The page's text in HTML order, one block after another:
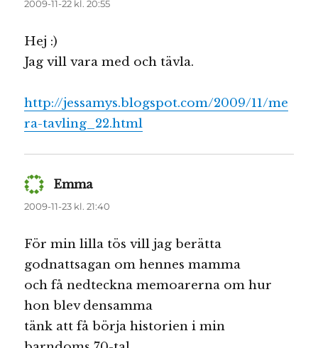
2009-11-22 kl. 20:55
Hej :)
Jag vill vara med och tävla.
http://jessamys.blogspot.com/2009/11/me
ra-tavling_22.html
Emma
2009-11-23 kl. 21:40
För min lilla tös vill jag berätta
godnattsagan om hennes mamma
och få nedteckna memoarerna om hur
hon blev densamma
tänk att få börja historien i min